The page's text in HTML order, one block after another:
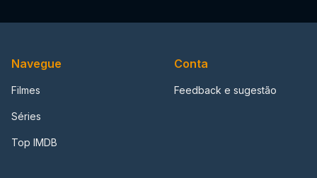
Navegue
Filmes
Séries
Top IMDB
Conta
Feedback e sugestão